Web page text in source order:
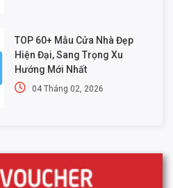
TOP 60+ Mẫu Cửa Nhà Đẹp
Hiện Đại, Sang Trọng Xu
Hướng Mới Nhất
04 Tháng 02, 2026